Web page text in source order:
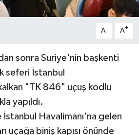
A- A+
sonra Suriye'nin başkenti
seferi İstanbul
"TK 846" uçuş kodlu
yapıldı.
Havalimanı'na gelen
uçağa biniş kapısı önünde